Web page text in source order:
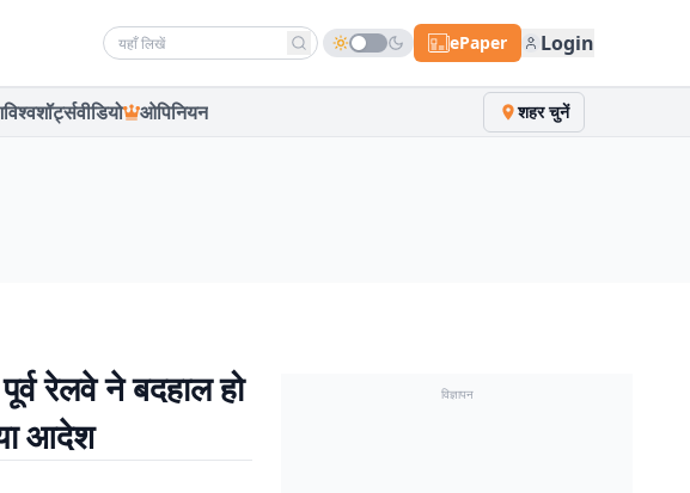
Search news ePaper Login
विश्वशॉर्ट्सवीडियो ओपिनियन शहर चुनें
रेलवे ने बदहाल हो
आदेश
विज्ञापन